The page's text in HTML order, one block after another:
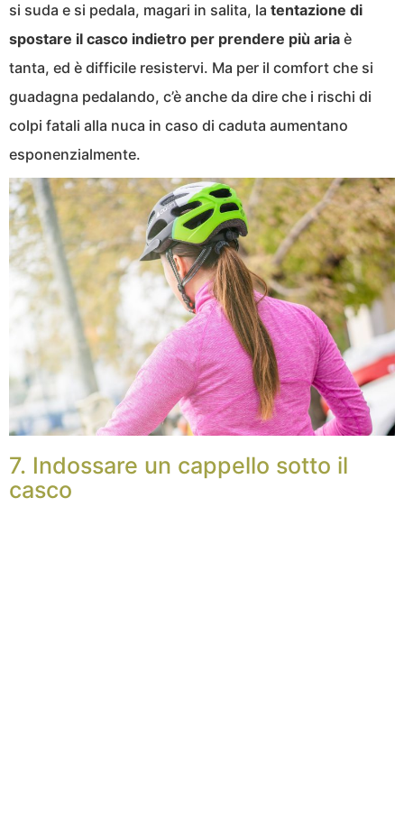
si suda e si pedala, magari in salita, la tentazione di
spostare il casco indietro per prendere più aria è
tanta, ed è difficile resistervi. Ma per il comfort che si
guadagna pedalando, c’è anche da dire che i rischi di
colpi fatali alla nuca in caso di caduta aumentano
esponenzialmente.
7. Indossare un cappello sotto il
casco